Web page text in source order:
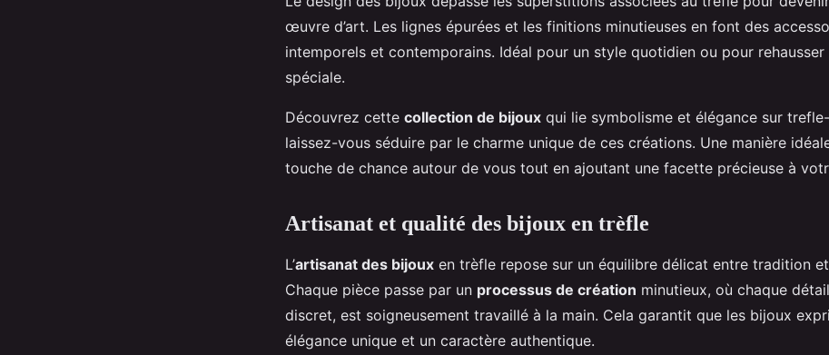
œuvre d’art. Les lignes épurées et les finitions minutieuses en font des
intemporels et contemporains. Idéal pour un style quotidien ou pour rehausser
spéciale.
Découvrez cette collection de bijoux qui lie symbolisme et élégance sur
laissez-vous séduire par le charme unique de ces créations. Une manière
touche de chance autour de vous tout en ajoutant une facette précieuse à
Artisanat et qualité des bijoux en trèfle
L’artisanat des bijoux en trèfle repose sur un équilibre délicat entre tradition
Chaque pièce passe par un processus de création minutieux, où chaque
discret, est soigneusement travaillé à la main. Cela garantit que les bijoux
élégance unique et un caractère authentique.